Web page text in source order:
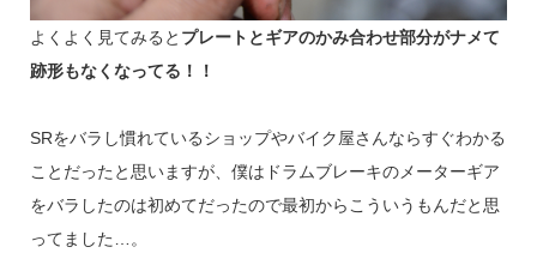
よくよく見てみると プレートとギアのかみ合わせ部分がナメて
跡形もなくなってる！！
SRをバラし慣れているショップやバイク屋さんならすぐわかる
ことだったと思いますが、僕はドラムブレーキのメーターギア
をバラしたのは初めてだったので最初からこういうもんだと思
ってました…。